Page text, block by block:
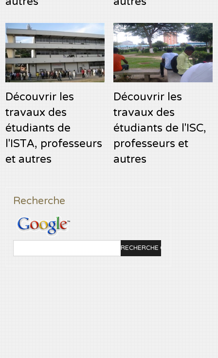
Découvrir les
travaux des
étudiants de
l'ISTA, professeurs
et autres
Découvrir les
travaux des
étudiants de l'ISC,
professeurs et
autres
Recherche